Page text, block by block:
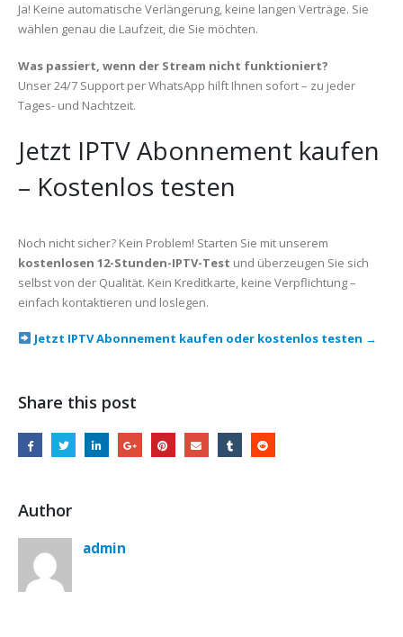
Ja! Keine automatische Verlängerung, keine langen Verträge. Sie
wählen genau die Laufzeit, die Sie möchten.
Was passiert, wenn der Stream nicht funktioniert?
Unser 24/7 Support per WhatsApp hilft Ihnen sofort – zu jeder
Tages- und Nachtzeit.
Jetzt IPTV Abonnement kaufen
– Kostenlos testen
Noch nicht sicher? Kein Problem! Starten Sie mit unserem
kostenlosen 12-Stunden-IPTV-Test und überzeugen Sie sich
selbst von der Qualität. Kein Kreditkarte, keine Verpflichtung –
einfach kontaktieren und loslegen.
Jetzt IPTV Abonnement kaufen oder kostenlos testen →
Share this post
Author
admin